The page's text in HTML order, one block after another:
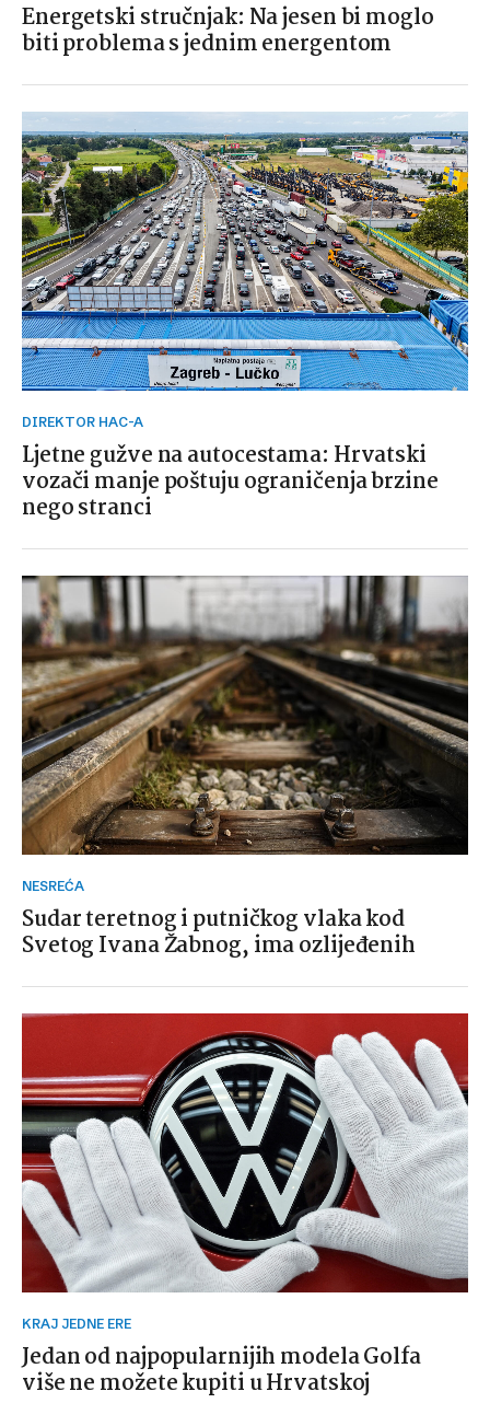
Energetski stručnjak: Na jesen bi moglo
biti problema s jednim energentom
DIREKTOR HAC-A
Ljetne gužve na autocestama: Hrvatski
vozači manje poštuju ograničenja brzine
nego stranci
NESREĆA
Sudar teretnog i putničkog vlaka kod
Svetog Ivana Žabnog, ima ozlijeđenih
KRAJ JEDNE ERE
Jedan od najpopularnijih modela Golfa
više ne možete kupiti u Hrvatskoj